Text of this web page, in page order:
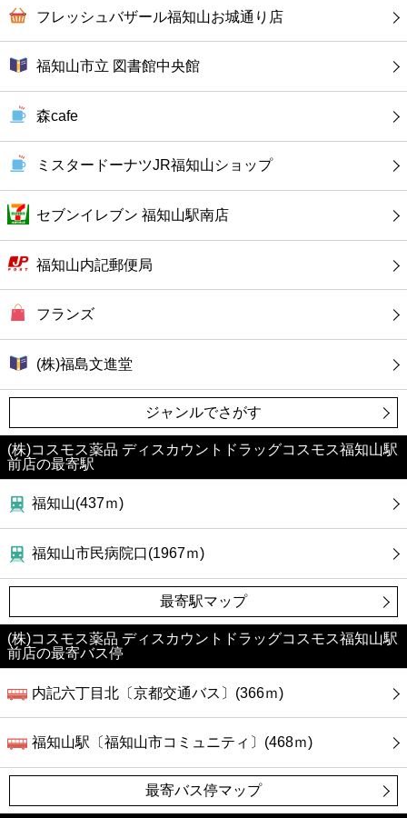
フレッシュバザール福知山お城通り店
福知山市立 図書館中央館
森cafe
ミスタードーナツJR福知山ショップ
セブンイレブン 福知山駅南店
福知山内記郵便局
フランズ
(株)福島文進堂
ジャンルでさがす
(株)コスモス薬品 ディスカウントドラッグコスモス福知山駅
前店の最寄駅
福知山(437ｍ)
福知山市民病院口(1967ｍ)
最寄駅マップ
(株)コスモス薬品 ディスカウントドラッグコスモス福知山駅
前店の最寄バス停
内記六丁目北〔京都交通バス〕(366ｍ)
福知山駅〔福知山市コミュニティ〕(468ｍ)
最寄バス停マップ